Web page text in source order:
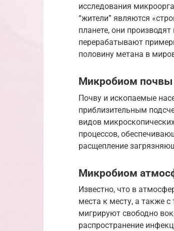
исследования
“жители” являются
планете, они
перерабатывают
половину метана в
Микробиом почвы
Почву и ископаемые
приблизительным
видов
процессов,
расщепление
Микробиом
Известно, что в
места к месту, а также
мигрируют свободно
распространение